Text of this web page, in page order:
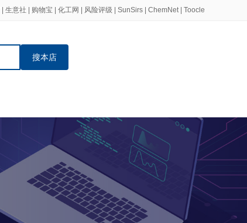
生意社 购物宝 化工网 风险评级 SunSirs ChemNet| Toocle
搜本店